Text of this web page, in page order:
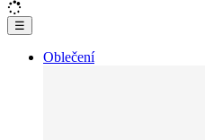
☰
Oblečení